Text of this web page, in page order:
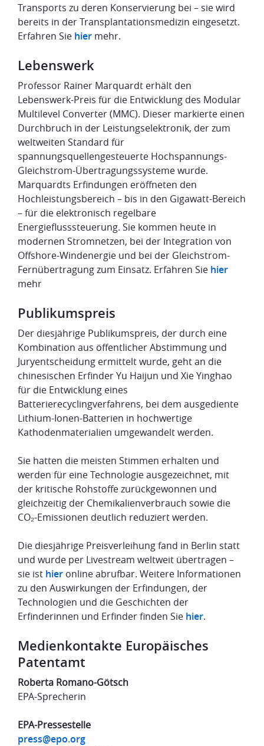
Transports zu deren Konservierung bei – sie wird
bereits in der Transplantationsmedizin eingesetzt.
Erfahren Sie hier mehr.
Lebenswerk
Professor Rainer Marquardt erhält den
Lebenswerk-Preis für die Entwicklung des Modular
Multilevel Converter (MMC). Dieser markierte einen
Durchbruch in der Leistungselektronik, der zum
weltweiten Standard für
spannungsquellengesteuerte Hochspannungs-
Gleichstrom-Übertragungssysteme wurde.
Marquardts Erfindungen eröffneten den
Hochleistungsbereich – bis in den Gigawatt-Bereich
– für die elektronisch regelbare
Energieflusssteuerung. Sie kommen heute in
modernen Stromnetzen, bei der Integration von
Offshore-Windenergie und bei der Gleichstrom-
Fernübertragung zum Einsatz. Erfahren Sie hier
mehr
Publikumspreis
Der diesjährige Publikumspreis, der durch eine
Kombination aus öffentlicher Abstimmung und
Juryentscheidung ermittelt wurde, geht an die
chinesischen Erfinder Yu Haijun und Xie Yinghao
für die Entwicklung eines
Batterierecyclingverfahrens, bei dem ausgediente
Lithium-Ionen-Batterien in hochwertige
Kathodenmaterialien umgewandelt werden.
Sie hatten die meisten Stimmen erhalten und
werden für eine Technologie ausgezeichnet, mit
der kritische Rohstoffe zurückgewonnen und
gleichzeitig der Chemikalienverbrauch sowie die
CO₂-Emissionen deutlich reduziert werden.
Die diesjährige Preisverleihung fand in Berlin statt
und wurde per Livestream weltweit übertragen –
sie ist hier online abrufbar. Weitere Informationen
zu den Auswirkungen der Erfindungen, der
Technologien und die Geschichten der
Erfinderinnen und Erfinder finden Sie hier.
Medienkontakte Europäisches
Patentamt
Roberta Romano-Götsch
EPA-Sprecherin
EPA-Pressestelle
press@epo.org